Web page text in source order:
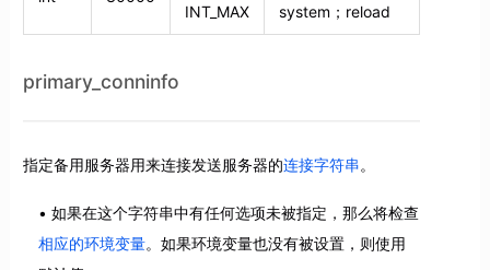
INT_MAX
system；reload
primary_conninfo
指定备用服务器用来连接发送服务器的连接字符串。
如果在这个字符串中有任何选项未被指定，那么将检查
相应的环境变量。如果环境变量也没有被设置，则使用